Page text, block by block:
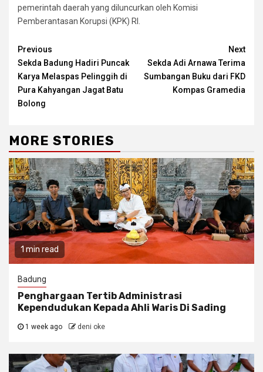
pemerintah daerah yang diluncurkan oleh Komisi
Pemberantasan Korupsi (KPK) RI.
Continue
Reading
Previous
Sekda Badung Hadiri Puncak
Karya Melaspas Pelinggih di
Pura Kahyangan Jagat Batu
Bolong
Next
Sekda Adi Arnawa Terima
Sumbangan Buku dari FKD
Kompas Gramedia
MORE STORIES
1 min read
Badung
Penghargaan Tertib Administrasi
Kependudukan Kepada Ahli Waris Di Sading
1 week ago deni oke